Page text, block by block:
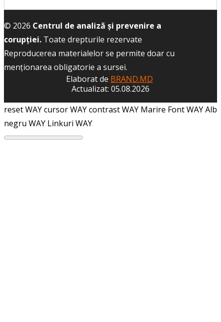
© 2026 Centrul de analiză și prevenire a
corupției. Toate drepturile rezervate
Reproducerea materialelor se permite doar cu
menţionarea obligatorie a sursei.
Elaborat de BRAND.MD
Actualizat: 05.08.2026
reset WAYcursor WAYcontrast WAY Marire Font WAYAlb
negru WAY Linkuri WAY